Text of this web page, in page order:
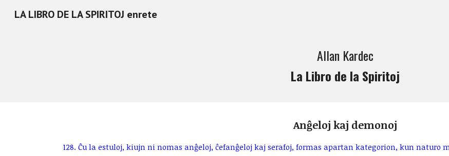
LA LIBRO DE LA SPIRITOJ enrete
Allan Kardec
La Libro de la Spiritoj
Anĝeloj kaj demonoj
128. Ĉu la estuloj, kiujn ni nomas anĝeloj, ĉefanĝeloj kaj serafoj, formas apartan kategorion, kun naturo